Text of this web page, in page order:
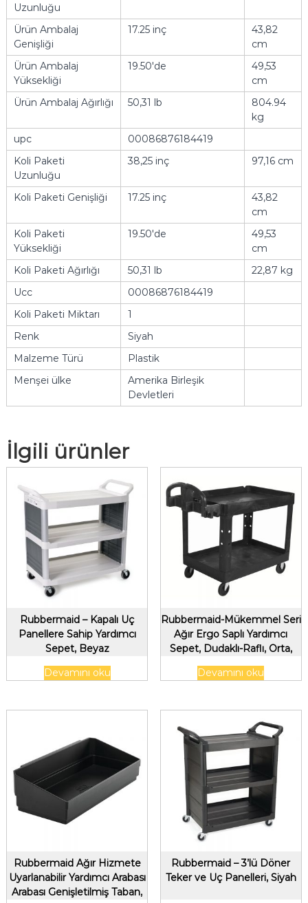
Uzunluğu
Ürün Ambalaj
Genişliği
17.25 inç
43,82
cm
Ürün Ambalaj
Yüksekliği
19.50'de
49,53
cm
Ürün Ambalaj Ağırlığı
50,31 lb
804.94
kg
upc
00086876184419
Koli Paketi
Uzunluğu
38,25 inç 97,16 cm
Koli Paketi Genişliği 17.25 inç
43,82
cm
Koli Paketi
Yüksekliği
19.50'de
49,53
cm
Koli Paketi Ağırlığı
50,31 lb
22,87 kg
Ucc
00086876184419
Koli Paketi Miktarı
1
Renk
Siyah
Malzeme Türü
Plastik
Menşei ülke
Amerika Birleşik
Devletleri
İlgili ürünler
Rubbermaid – Kapalı Uç
Panellere Sahip Yardımcı
Sepet, Beyaz
Devamını oku
Rubbermaid-Mükemmel Seri
Ağır Ergo Saplı Yardımcı
Sepet, Dudaklı-Raflı, Orta,
Siyah
Devamını oku
Rubbermaid Ağır Hizmete
Uyarlanabilir Yardımcı Arabası
Arabası Genişletilmiş Taban,
Rubbermaid – 3’lü Döner
Teker ve Uç Panelleri, Siyah